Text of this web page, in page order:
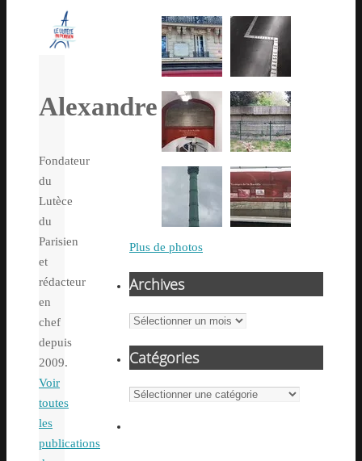
Alexandre
Fondateur
du
Lutèce
du
Parisien
et
rédacteur
en
chef
depuis
2009.
Voir
toutes
les
publications
Plus de photos
Archives
Archives
Catégories
Catégories